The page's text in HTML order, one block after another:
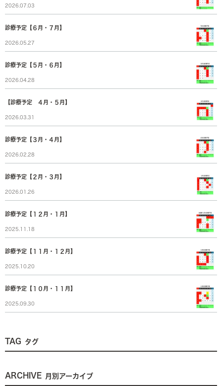
2026.07.03
診療予定【６月・７月】
2026.05.27
診療予定【５月・６月】
2026.04.28
【診療予定 ４月・５月】
2026.03.31
診療予定【３月・４月】
2026.02.28
診療予定【２月・３月】
2026.01.26
診療予定【１２月・１月】
2025.11.18
診療予定【１１月・１２月】
2025.10.20
診療予定【１０月・１１月】
2025.09.30
TAG タグ
ARCHIVE 月別アーカイブ